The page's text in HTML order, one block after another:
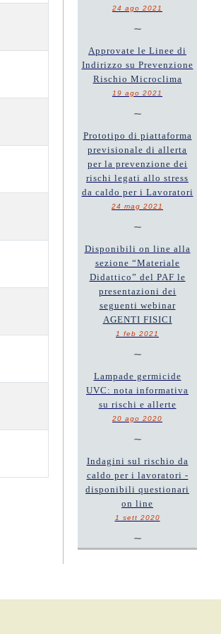
24 ago 2021
~
Approvate le Linee di
Indirizzo su Prevenzione
Rischio Microclima
19 ago 2021
~
Prototipo di piattaforma
previsionale di allerta
per la prevenzione dei
rischi legati allo stress
da caldo per i Lavoratori
24 mag 2021
~
Disponibili on line alla
sezione “Materiale
Didattico” del PAF le
presentazioni dei
seguenti webinar
AGENTI FISICI
1 feb 2021
~
Lampade germicide
UVC: nota informativa
su rischi e allerte
20 ago 2020
~
Indagini sul rischio da
caldo per i lavoratori -
disponibili questionari
on line
1 sett 2020
~